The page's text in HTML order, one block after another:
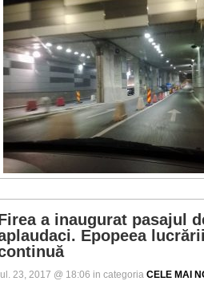
a inaugurat pasajul
Epopeea
23, 2017 @ 18:06 in categoria CELE MAI